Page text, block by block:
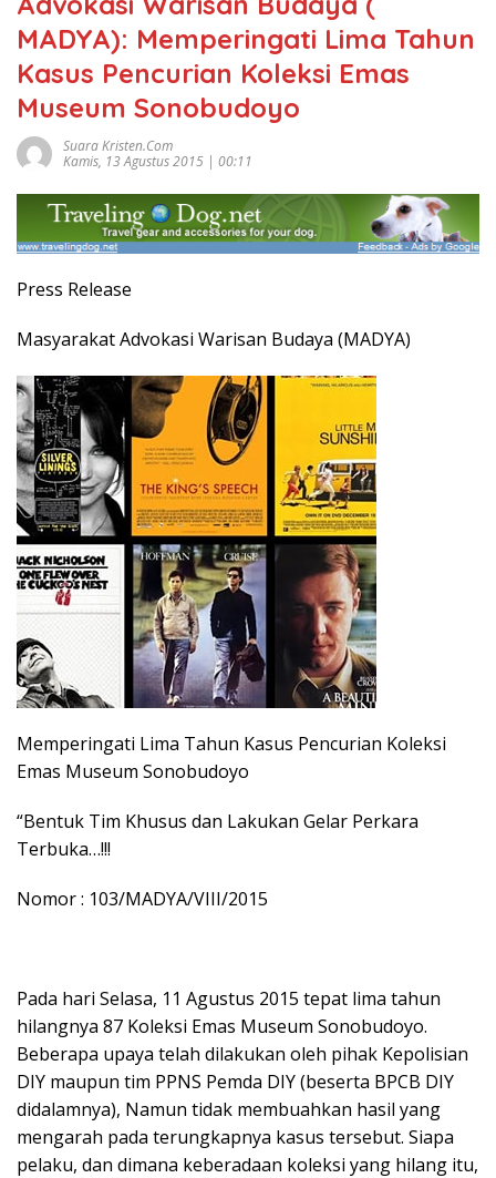
MADYA): Memperingati Lima Tahun
Kasus Pencurian Koleksi Emas
Museum Sonobudoyo
Suara Kristen.com
Kamis, 13 Agustus 2015 | 00:11
Press Release
Masyarakat Advokasi Warisan Budaya (MADYA)
Memperingati Lima Tahun Kasus Pencurian Koleksi
Emas Museum Sonobudoyo
“Bentuk Tim Khusus dan Lakukan Gelar Perkara
Terbuka…!!!
Nomor : 103/MADYA/VIII/2015
Pada hari Selasa, 11 Agustus 2015 tepat lima tahun
hilangnya 87 Koleksi Emas Museum Sonobudoyo.
Beberapa upaya telah dilakukan oleh pihak Kepolisian
DIY maupun tim PPNS Pemda DIY (beserta BPCB DIY
didalamnya), Namun tidak membuahkan hasil yang
mengarah pada terungkapnya kasus tersebut. Siapa
pelaku, dan dimana keberadaan koleksi yang hilang itu,